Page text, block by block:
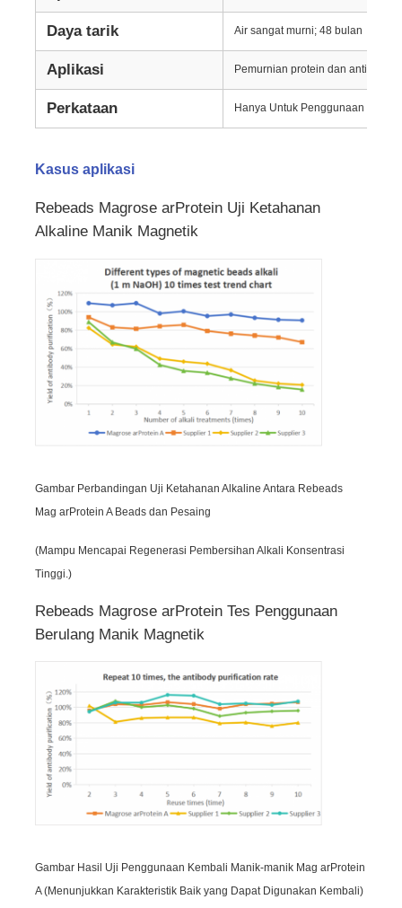
Tur Pabrik
Kontrol kualitas
Hubungi Kami
Berita
Minta Kutipan
magnetic beads ekstraksi asam nukleat
Kit Ekstraksi DNA / RNA
NGS Magnetic Beads
Manik-manik Magnetik Pengurut Sel
Manik Magnet Aktif Permukaan
Instrumen Otomatis & Bahan Habis Pakai
Daya tarik Air sangat murni; 48 bulan
Aplikasi Pemurnian protein dan antibodi,
Perkataan Hanya Untuk Penggunaan
Kasus aplikasi
Rebeads Magrose arProtein Uji Ketahanan
Alkaline Manik Magnetik
Gambar Perbandingan Uji Ketahanan Alkaline Antara Rebeads
Mag arProtein A Beads dan Pesaing
(Mampu Mencapai Regenerasi Pembersihan Alkali Konsentrasi
Tinggi.)
Rebeads Magrose arProtein Tes Penggunaan
Berulang Manik Magnetik
Gambar Hasil Uji Penggunaan Kembali Manik-manik Mag arProtein
A (Menunjukkan Karakteristik Baik yang Dapat Digunakan Kembali)